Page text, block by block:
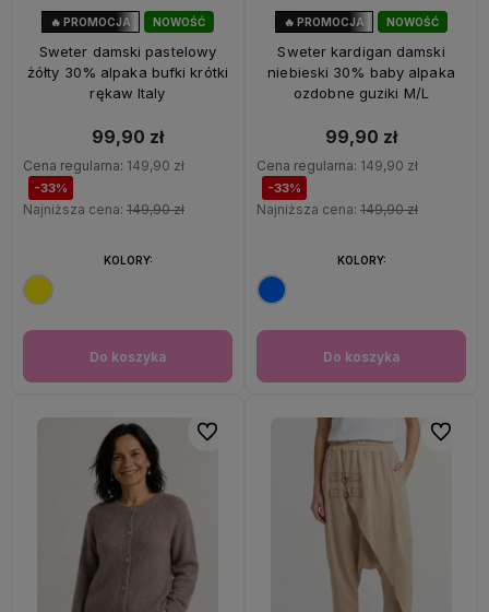
NOWOŚĆ
🔥 PROMOCJA
Sweter damski pastelowy
żółty 30% alpaka bufki krótki
rękaw Italy
99,90 zł
Cena regularna: 149,90 zł
-33%
Najniższa cena: 149,90 zł
Do koszyka
KOLORY:
NOWOŚĆ
🔥 PROMOCJA
Sweter kardigan damski
niebieski 30% baby alpaka
ozdobne guziki M/L
99,90 zł
Cena regularna: 149,90 zł
-33%
Najniższa cena: 149,90 zł
Do koszyka
KOLORY:
Do ulubionych Do